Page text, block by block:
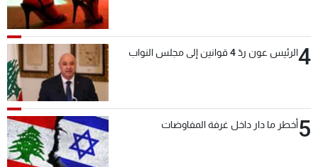
4الرئيس عون ردّ 4 قوانين إلى مجلس النواب
5أخطر ما دار داخل غرفة المفاوضات